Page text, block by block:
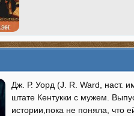
Дж. Р. Уорд (J. R. Ward, наст.
штате Кентукки с мужем.
истории,пока не поняла, что